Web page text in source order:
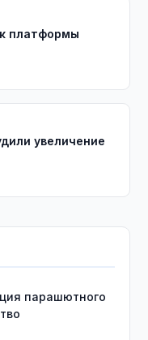
платформы
увеличение
парашютного